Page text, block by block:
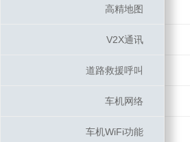
高精地图
V2X通讯
道路救援呼叫
车机网络
车机WiFi功能
高精地图
V2X通讯
道路救援呼叫
车机网络
车机WiFi功能